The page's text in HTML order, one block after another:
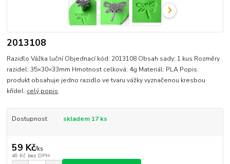
2013108
Razidlo Vážka luční Objednací kód: 2013108 Obsah sady: 1 kus Rozměry
razidel: 35×30×33mm Hmotnost celková: 4g Materiál: PLA Popis:
produkt obsahuje jedno razidlo ve tvaru vážky vyznačenou kresbou
křídel. celý popis
Dostupnost skladem 17 ks
59 Kč/ks
49 Kč bez DPH